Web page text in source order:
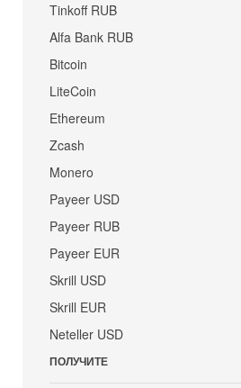
Tinkoff RUB
Alfa Bank RUB
Bitcoin
LiteCoin
Ethereum
Zcash
Monero
Payeer USD
Payeer RUB
Payeer EUR
Skrill USD
Skrill EUR
Neteller USD
ПОЛУЧИТЕ